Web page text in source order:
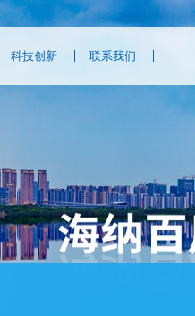
科技创新 联系我们